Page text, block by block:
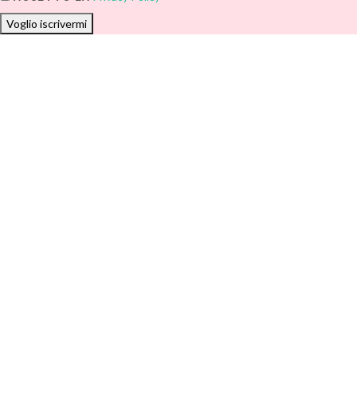
Voglio iscrivermi